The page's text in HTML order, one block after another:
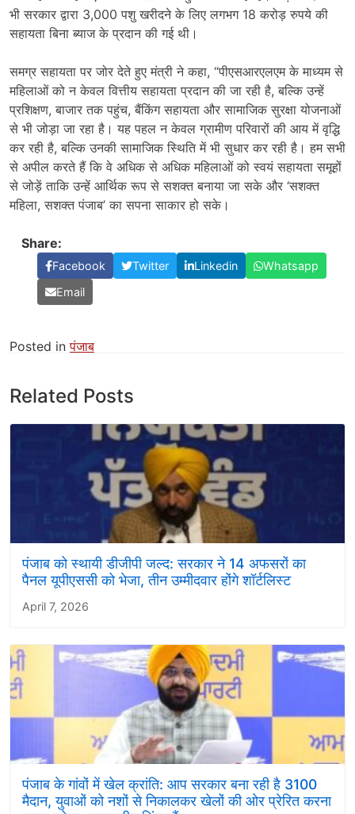
भी सरकार द्वारा 3,000 पशु खरीदने के लिए लगभग 18 करोड़ रुपये की
सहायता बिना ब्याज के प्रदान की गई थी।
समग्र सहायता पर जोर देते हुए मंत्री ने कहा, “पीएसआरएलएम के माध्यम से
महिलाओं को न केवल वित्तीय सहायता प्रदान की जा रही है, बल्कि उन्हें
प्रशिक्षण, बाजार तक पहुंच, बैंकिंग सहायता और सामाजिक सुरक्षा योजनाओं
से भी जोड़ा जा रहा है। यह पहल न केवल ग्रामीण परिवारों की आय में वृद्धि
कर रही है, बल्कि उनकी सामाजिक स्थिति में भी सुधार कर रही है। हम सभी
से अपील करते हैं कि वे अधिक से अधिक महिलाओं को स्वयं सहायता समूहों
से जोड़ें ताकि उन्हें आर्थिक रूप से सशक्त बनाया जा सके और ‘सशक्त
महिला, सशक्त पंजाब’ का सपना साकार हो सके।
Share:
Facebook Twitter Linkedin
Whatsapp
Email
Posted inपंजाब
Related Posts
पंजाब को स्थायी डीजीपी जल्द: सरकार ने 14 अफसरों का
पैनल यूपीएससी को भेजा, तीन उम्मीदवार होंगे शाॅर्टलिस्ट
April 7, 2026
पंजाब के गांवों में खेल क्रांति: आप सरकार बना रही है 3100
मैदान, युवाओं को नशों से निकालकर खेलों की ओर प्रेरित करना